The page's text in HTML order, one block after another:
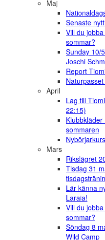
Maj
Senaste
Vill du
sommar?
Sunday 10/
Joschi
Report
April
Lag till
22:15)
sommaren
Mars
Rikslägret
Tisdag 31
Lär känna
Laraia!
Vill du
sommar?
Söndag 8
Wild Camp